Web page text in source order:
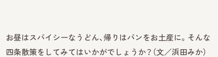
お昼はスパイシーなうどん、帰りはパンをお土産に。そんな
四条散策をしてみてはいかがでしょうか？（文／浜田みか）